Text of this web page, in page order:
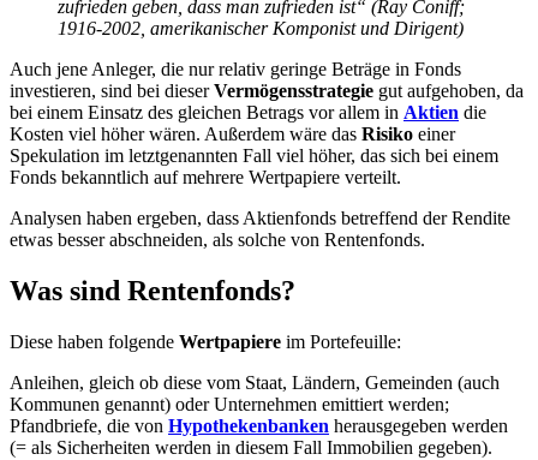
zufrieden geben, dass man zufrieden ist“ (Ray Coniff;
1916-2002, amerikanischer Komponist und Dirigent)
Auch jene Anleger, die nur relativ geringe Beträge in Fonds
investieren, sind bei dieserVermögensstrategie gut aufgehoben, da
bei einem Einsatz des gleichen Betrags vor allem in Aktien die
Kosten viel höher wären. Außerdem wäre das Risiko einer
Spekulation im letztgenannten Fall viel höher, das sich bei einem
Fonds bekanntlich auf mehrere Wertpapiere verteilt.
Analysen haben ergeben, dass Aktienfonds betreffend der Rendite
etwas besser abschneiden, als solche von Rentenfonds.
Was sind Rentenfonds?
Diese haben folgende Wertpapiere im Portefeuille:
Anleihen, gleich ob diese vom Staat, Ländern, Gemeinden (auch
Kommunen genannt) oder Unternehmen emittiert werden;
Pfandbriefe, die von Hypothekenbanken herausgegeben werden
(= als Sicherheiten werden in diesem Fall Immobilien gegeben).